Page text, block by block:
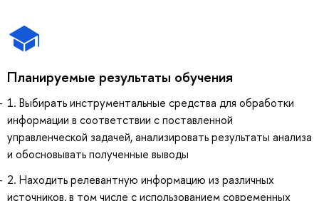
Планируемые результаты обучения
1. Выбирать инструментальные средства для обработки
информации в соответствии с поставленной
управленческой задачей, анализировать результаты анализа
и обосновывать полученные выводы
2. Находить релевантную информацию из различных
источников, в том числе с использованием современных